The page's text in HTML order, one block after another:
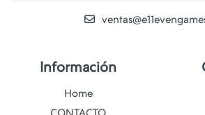
Información
Home